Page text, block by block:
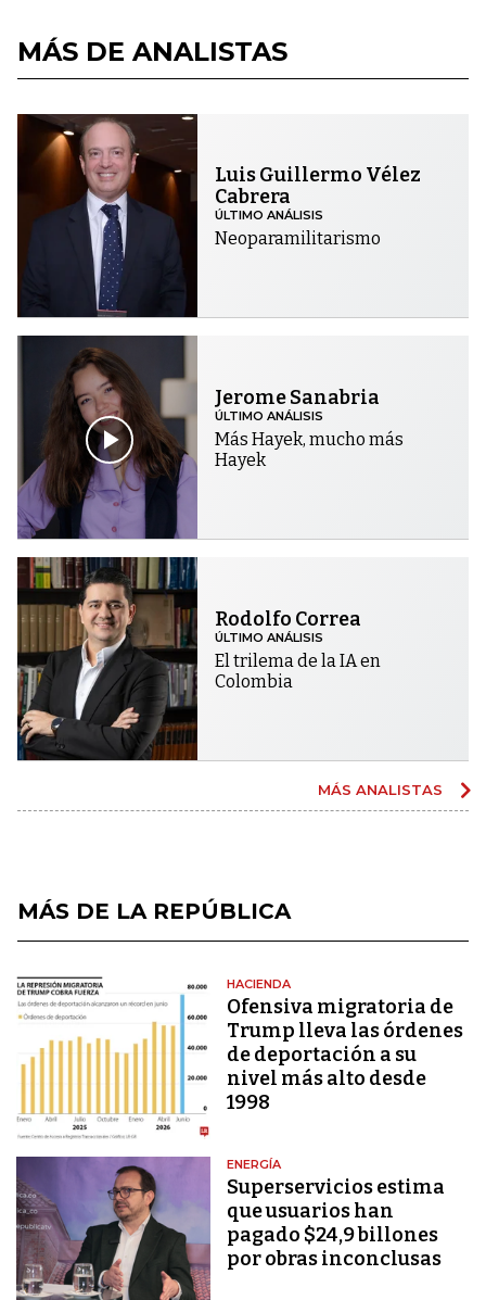
MÁS DE ANALISTAS
Luis Guillermo Vélez
Cabrera
ÚLTIMO ANÁLISIS
Neoparamilitarismo
Jerome Sanabria
ÚLTIMO ANÁLISIS
Más Hayek, mucho más
Hayek
Rodolfo Correa
ÚLTIMO ANÁLISIS
El trilema de la IA en
Colombia
MÁS ANALISTAS
MÁS DE LA REPÚBLICA
HACIENDA
Ofensiva migratoria de
Trump lleva las órdenes
de deportación a su
nivel más alto desde
1998
ENERGÍA
Superservicios estima
que usuarios han
pagado $24,9 billones
por obras inconclusas